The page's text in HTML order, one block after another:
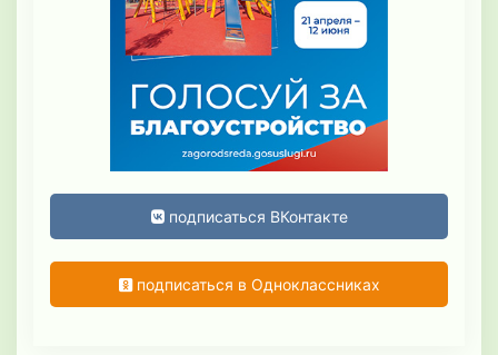
подписаться ВКонтакте
подписаться в Одноклассниках